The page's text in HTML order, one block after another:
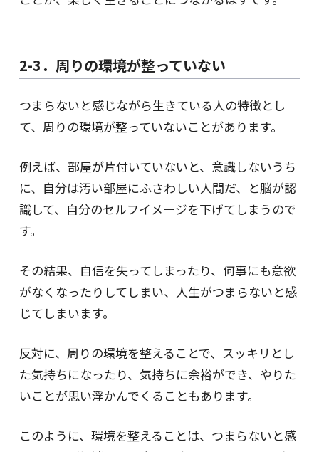
2-3．周りの環境が整っていない
つまらないと感じながら生きている人の特徴とし
て、周りの環境が整っていないことがあります。
例えば、部屋が片付いていないと、意識しないうち
に、自分は汚い部屋にふさわしい人間だ、と脳が認
識して、自分のセルフイメージを下げてしまうので
す。
その結果、自信を失ってしまったり、何事にも意欲
がなくなったりしてしまい、人生がつまらないと感
じてしまいます。
反対に、周りの環境を整えることで、スッキリとし
た気持ちになったり、気持ちに余裕ができ、やりた
いことが思い浮かんでくることもあります。
このように、環境を整えることは、つまらないと感